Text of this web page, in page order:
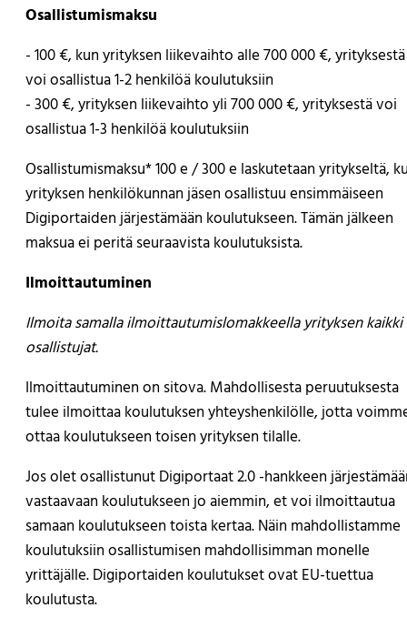
Osallistumismaksu
- 100 €, kun yrityksen liikevaihto alle 700 000 €, yrityksestä
voi osallistua 1-2 henkilöä koulutuksiin
- 300 €, yrityksen liikevaihto yli 700 000 €, yrityksestä voi
osallistua 1-3 henkilöä koulutuksiin
Osallistumismaksu* 100 e / 300 e laskutetaan yritykseltä,
yrityksen henkilökunnan jäsen osallistuu ensimmäiseen
Digiportaiden järjestämään koulutukseen. Tämän jälkeen
maksua ei peritä seuraavista koulutuksista.
Ilmoittautuminen
Ilmoita samalla ilmoittautumislomakkeella yrityksen kaikki
osallistujat.
Ilmoittautuminen on sitova. Mahdollisesta peruutuksesta
tulee ilmoittaa koulutuksen yhteyshenkilölle, jotta
ottaa koulutukseen toisen yrityksen tilalle.
Jos olet osallistunut Digiportaat 2.0 -hankkeen
vastaavaan koulutukseen jo aiemmin, et voi ilmoittautua
samaan koulutukseen toista kertaa. Näin mahdollistamme
koulutuksiin osallistumisen mahdollisimman monelle
yrittäjälle. Digiportaiden koulutukset ovat EU-tuettua
koulutusta.